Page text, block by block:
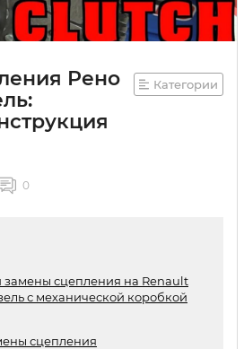
Рено
Категории
0
замены сцепления на Renault
с механической коробкой
сцепления